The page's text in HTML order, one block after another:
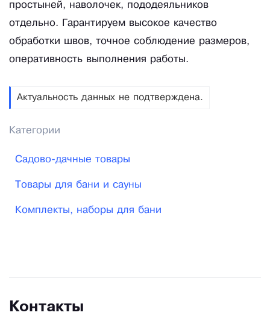
простыней, наволочек, пододеяльников
отдельно. Гарантируем высокое качество
обработки швов, точное соблюдение размеров,
оперативность выполнения работы.
Актуальность данных не подтверждена.
Категории
Садово-дачные товары
Товары для бани и сауны
Комплекты, наборы для бани
Контакты